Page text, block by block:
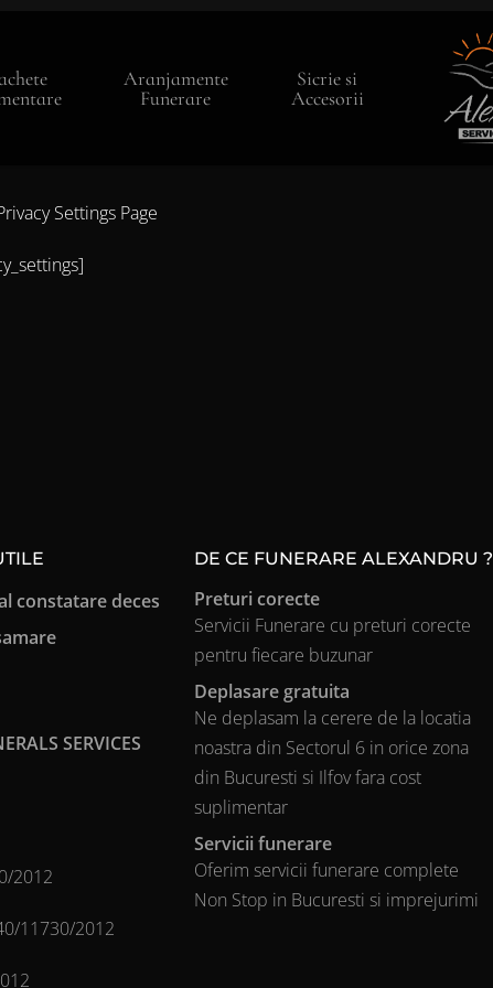
Aranjamente
Funerare
Sicrie si
Accesorii
Settings Page
constatare deces
SERVICES
2012
11730/2012
DE CE FUNERARE ALEXANDRU ?
Preturi corecte
Servicii Funerare cu preturi corecte
pentru fiecare buzunar
Deplasare gratuita
Ne deplasam la cerere de la locatia
noastra din Sectorul 6 in orice zona
din Bucuresti si Ilfov fara cost
suplimentar
Servicii funerare
Oferim servicii funerare complete
Non Stop in Bucuresti si imprejurimi